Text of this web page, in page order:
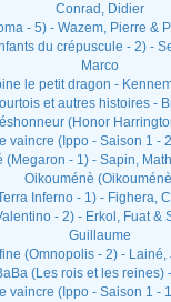
Conrad, Didier
- 5) - Wazem, Pierre &
du crépuscule - 2) -
Marco
le petit dragon -
et autres histoires -
(Honor
vaincre (Ippo - Saison 1 -
(Megaron - 1) - Sapin,
Oikouménè
Inferno - 1) - Fighera,
- 2) - Erkol, Fuat &
Guillaume
(Omnopolis - 2) - Lainé,
(Les rois et les reines)
vaincre (Ippo - Saison 1 -